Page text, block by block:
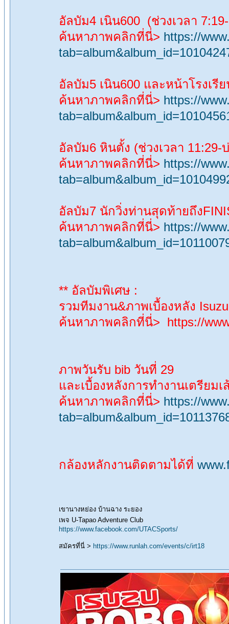
อัลบัม4 เนิน600 (ช่วงเวลา
ค้นหาภาพคลิกที่นี่> https://
อัลบัม5 เนิน600 และหน้าโรงเรี
ค้นหาภาพคลิกที่นี่> https://
อัลบัม6 หินตั้ง (ช่วงเวลา 11:29-
ค้นหาภาพคลิกที่นี่> https://
อัลบัม7 นักวิ่งท่านสุดท้ายถึง
ค้นหาภาพคลิกที่นี่> https://
** อัลบัมพิเศษ :
รวมทีมงาน&ภาพเบื้องหลัง
ค้นหาภาพคลิกที่นี่> https://
ภาพวันรับ bib วันที่ 29
และเบื้องหลังการทำงานเตรียมเ
ค้นหาภาพคลิกที่นี่> https://
กล้องหลักงานติดตามได้ที่
เขานางหย่อง บ้านฉาง ระยอง
เพจ U-Tapao Adventure Club
https://www.facebook.com/UTACSports/
สมัครที่นี่ > https://www.runlah.com/events/c/irt18